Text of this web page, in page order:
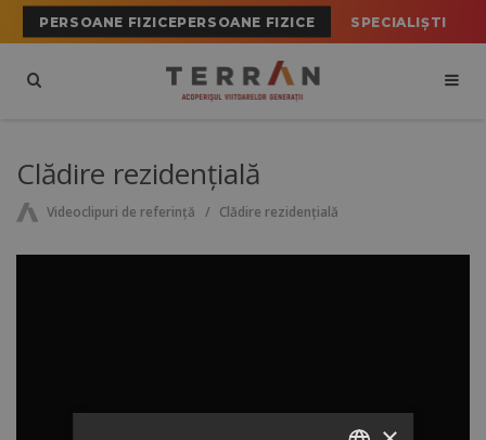
PERSOANE FIZICEPERSOANE FIZICE SPECIALIȘTI
Clădire rezidențială
Videoclipuri de referință Clădire rezidențială